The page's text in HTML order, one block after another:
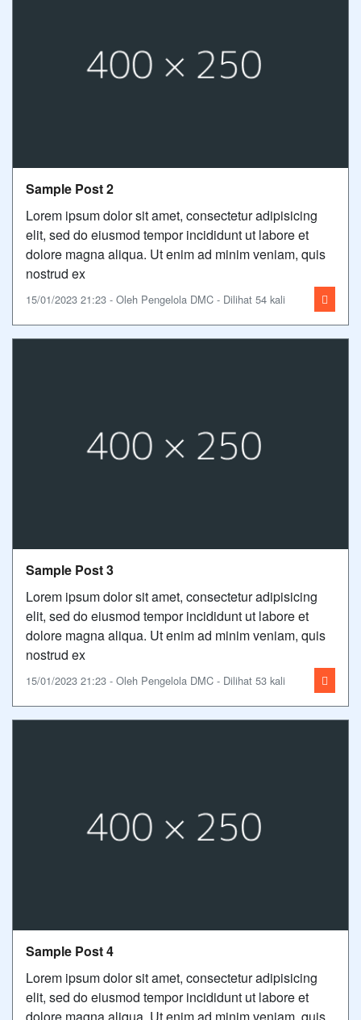
Sample Post 2
Lorem ipsum dolor sit amet, consectetur adipisicing
elit, sed do eiusmod tempor incididunt ut labore et
dolore magna aliqua. Ut enim ad minim veniam, quis
nostrud ex
15/01/2023 21:23 - Oleh Pengelola DMC - Dilihat 54 kali
Sample Post 3
Lorem ipsum dolor sit amet, consectetur adipisicing
elit, sed do eiusmod tempor incididunt ut labore et
dolore magna aliqua. Ut enim ad minim veniam, quis
nostrud ex
15/01/2023 21:23 - Oleh Pengelola DMC - Dilihat 53 kali
Sample Post 4
Lorem ipsum dolor sit amet, consectetur adipisicing
elit, sed do eiusmod tempor incididunt ut labore et